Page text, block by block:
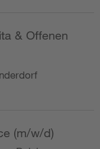
& Offenen
(m/w/d)